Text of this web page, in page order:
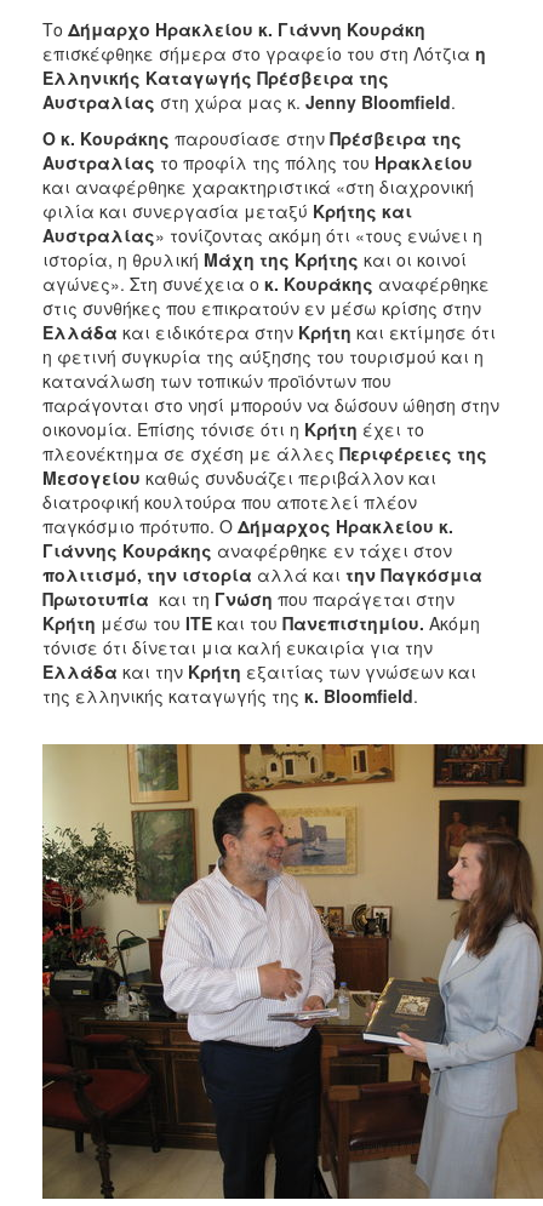
2015
2013
2012
2011
2010
2006
ΔΗΜΟΤΗΣ
ΕΠΙΣΚΕΠΤΗΣ
ΗΡΑΚΛΕΙΟ
Το Δήμαρχο Ηρακλείου κ. Γιάννη Κουράκη
επισκέφθηκε σήμερα στο γραφείο του στη Λότζια η
Ελληνικής Καταγωγής Πρέσβειρα της
Αυστραλίας στη χώρα μας κ. Jenny Bloomfield.
Ο κ. Κουράκης παρουσίασε στην Πρέσβειρα της
Αυστραλίας το προφίλ της πόλης του Ηρακλείου
και αναφέρθηκε χαρακτηριστικά «στη διαχρονική
φιλία και συνεργασία μεταξύ Κρήτης και
Αυστραλίας» τονίζοντας ακόμη ότι «τους ενώνει η
ιστορία, η θρυλική Μάχη της Κρήτης και οι κοινοί
αγώνες». Στη συνέχεια ο κ. Κουράκης αναφέρθηκε
στις συνθήκες που επικρατούν εν μέσω κρίσης στην
Ελλάδα και ειδικότερα στην Κρήτη και εκτίμησε ότι
η φετινή συγκυρία της αύξησης του τουρισμού και η
κατανάλωση των τοπικών προϊόντων που
παράγονται στο νησί μπορούν να δώσουν ώθηση στην
οικονομία. Επίσης τόνισε ότι η Κρήτη έχει το
πλεονέκτημα σε σχέση με άλλες Περιφέρειες της
Μεσογείου καθώς συνδυάζει περιβάλλον και
διατροφική κουλτούρα που αποτελεί πλέον
παγκόσμιο πρότυπο. Ο Δήμαρχος Ηρακλείου κ.
Γιάννης Κουράκης αναφέρθηκε εν τάχει στον
πολιτισμό, την ιστορία αλλά και την Παγκόσμια
Πρωτοτυπία και τη Γνώση που παράγεται στην
Κρήτη μέσω του ΙΤΕ και του Πανεπιστημίου. Ακόμη
τόνισε ότι δίνεται μια καλή ευκαιρία για την
Ελλάδα και την Κρήτη εξαιτίας των γνώσεων και
της ελληνικής καταγωγής της κ. Bloomfield.